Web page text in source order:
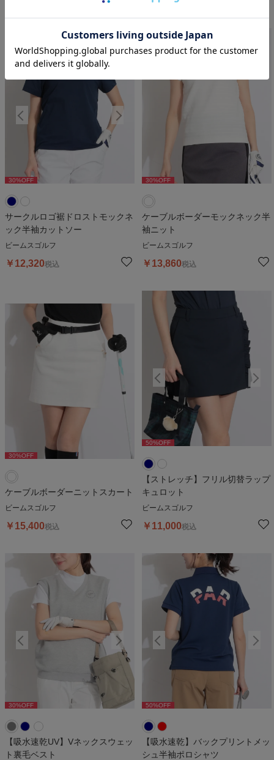
30%OFF %OFF
サークルロゴ裾ドロストモックネ
ック半袖カットソー
ビームスゴルフ
￥ 12,320税込
30%OFF
ケーブルボーダーモックネック半
袖ニット
ビームスゴルフ
￥ 13,860税込
30%OFF
ケーブルボーダーニットスカート
ビームスゴルフ
￥ 15,400税込
50%OFF
【ストレッチ】フリル切替ラップ
キュロット
ビームスゴルフ
￥ 11,000税込
30%OFF %OFF
【吸水速乾UV】Vネックスウェッ
ト裏毛ベスト
50%OFF 50%OFF
【吸水速乾】バックプリントメッ
シュ半袖ポロシャツ